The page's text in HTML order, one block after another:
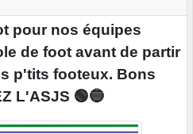
pour nos équipes
de foot avant de partir
p'tits footeux. Bons
L'ASJS 🟢🔵